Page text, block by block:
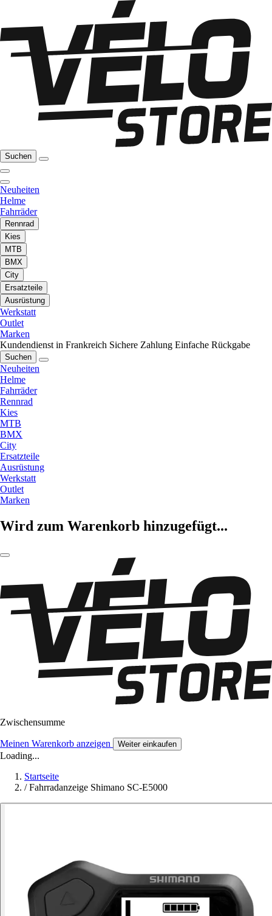
Suchen
Neuheiten
Helme
Fahrräder
Rennrad
Kies
MTB
BMX
City
Ersatzteile
Ausrüstung
Werkstatt
Outlet
Marken
Kundendienst in Frankreich Sichere Zahlung Einfache Rückgabe
Suchen
Neuheiten
Helme
Fahrräder
Rennrad
Kies
MTB
BMX
City
Ersatzteile
Ausrüstung
Werkstatt
Outlet
Marken
Wird zum Warenkorb hinzugefügt...
Zwischensumme
Meinen Warenkorb anzeigen Weiter einkaufen
Loading...
Startseite
/ Fahrradanzeige Shimano SC-E5000